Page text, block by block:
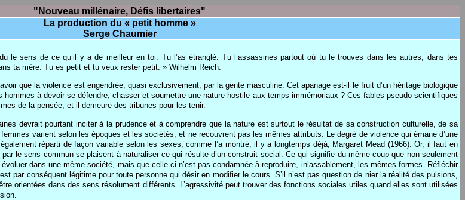
"Nouveau millénaire, Défis libertaires"
La production du « petit homme »
Serge Chaumier
le sens de ce qu’il y a de meilleur en toi. Tu l’as étranglé. Tu l’assassines partout où tu le trouves dans les autres, dans tes
ta mère. Tu es petit et tu veux rester petit. » Wilhelm Reich.
que la violence est engendrée, quasi exclusivement, par la gente masculine. Cet apanage est-il le fruit d’un héritage biologique
hommes à devoir se défendre, chasser et soumettre une nature hostile aux temps immémoriaux ? Ces fables pseudo-scientifiques
de la pensée, et il demeure des tribunes pour les tenir.
devrait pourtant inciter à la prudence et à comprendre que la nature est surtout le résultat de sa construction culturelle, de sa
varient selon les époques et les sociétés, et ne recouvrent pas les mêmes attributs. Le degré de violence qui émane d’une
réparti de façon variable selon les sexes, comme l’a montré, il y a longtemps déjà, Margaret Mead (1966). Or, il faut en
le sens commun se plaisent à naturaliser ce qui résulte d’un construit social. Ce qui signifie du même coup que non seulement
dans une même société, mais que celle-ci n’est pas condamnée à reproduire, inlassablement, les mêmes formes. Réfléchir
par conséquent légitime pour toute personne qui désir en modifier le cours. S’il n’est pas question de nier la réalité des pulsions,
orientées dans des sens résolument différents. L’agressivité peut trouver des fonctions sociales utiles quand elles sont utilisées